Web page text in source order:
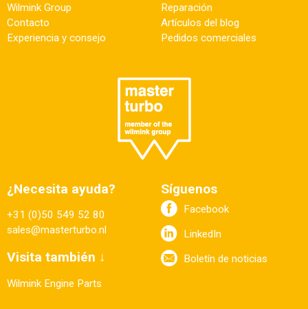
Wilmink Group
Contacto
Experiencia y consejo
Reparación
Artículos del blog
Pedidos comerciales
¿Necesita ayuda?
+31 (0)50 549 52 80
sales@masterturbo.nl
Visita también ↓
Wilmink Engine Parts
Síguenos
Facebook
LinkedIn
Boletín de noticias